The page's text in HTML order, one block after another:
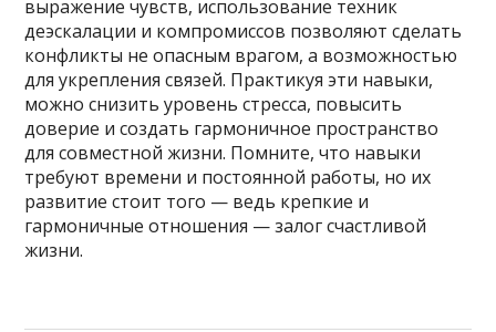
выражение чувств, использование техник
деэскалации и компромиссов позволяют сделать
конфликты не опасным врагом, а возможностью
для укрепления связей. Практикуя эти навыки,
можно снизить уровень стресса, повысить
доверие и создать гармоничное пространство
для совместной жизни. Помните, что навыки
требуют времени и постоянной работы, но их
развитие стоит того — ведь крепкие и
гармоничные отношения — залог счастливой
жизни.